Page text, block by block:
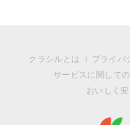
クラシルとは プライバ
サービスに関して
おいしく